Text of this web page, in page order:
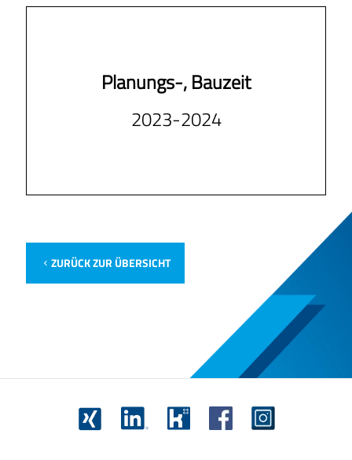
Planungs-, Bauzeit
2023-2024
ZURÜCK ZUR ÜBERSICHT